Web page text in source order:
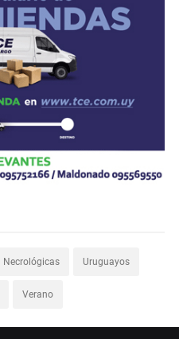
Necrológicas Uruguayos
Verano